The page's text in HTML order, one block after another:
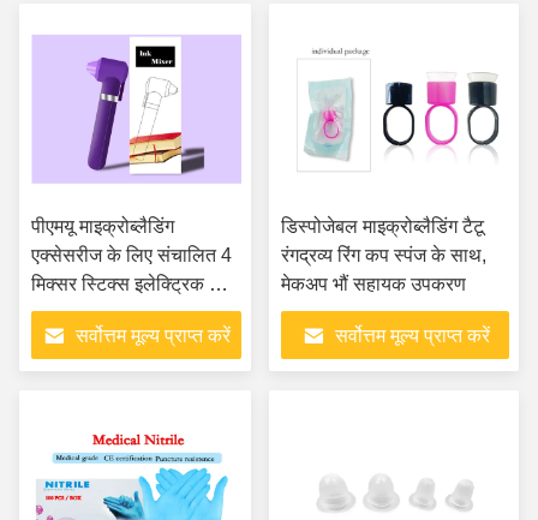
पीएमयू माइक्रोब्लैडिंग
एक्सेसरीज के लिए संचालित 4
मिक्सर स्टिक्स इलेक्ट्रिक मिनी
बैटरी के साथ 20 ग्राम टैटू इंक
मिक्सरसर्वोत्तम मूल्य प्राप्त करें
डिस्पोजेबल माइक्रोब्लैडिंग टैटू
रंगद्रव्य रिंग कप स्पंज के साथ,
मेकअप भौं सहायक उपकरण
सर्वोत्तम मूल्य प्राप्त करें